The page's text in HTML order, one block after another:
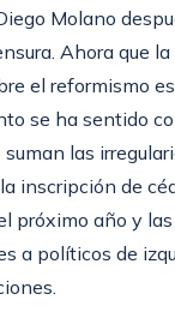
Molano
Ahora que
el reformismo
se ha sentido
suman las
inscripción de
próximo año y las
a políticos de